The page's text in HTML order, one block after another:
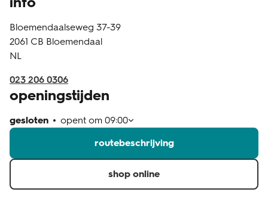
Bloemendaalseweg 37-39
2061 CB Bloemendaal
NL
023 206 0306
openingstijden
gesloten opent om 09:00
routebeschrijving
shop online